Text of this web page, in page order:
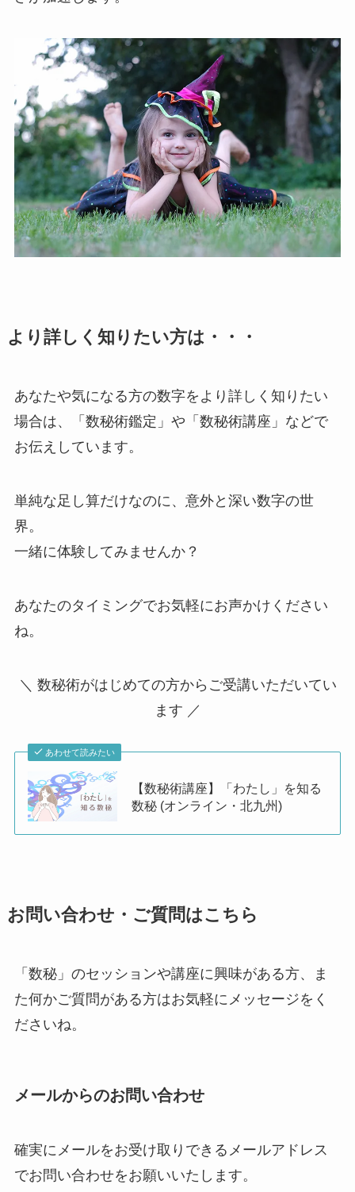
より詳しく知りたい方は・・・
あなたや気になる方の数字をより詳しく知りたい
場合は、「数秘術鑑定」や「数秘術講座」などで
お伝えしています。
単純な足し算だけなのに、意外と深い数字の世
界。
一緒に体験してみませんか？
あなたのタイミングでお気軽にお声かけください
ね。
＼ 数秘術がはじめての方からご受講いただいてい
ます ／
あわせて読みたい
【数秘術講座】「わたし」を知る
数秘 (オンライン・北九州)
お問い合わせ・ご質問はこちら
「数秘」のセッションや講座に興味がある方、ま
た何かご質問がある方はお気軽にメッセージをく
ださいね。
メールからのお問い合わせ
確実にメールをお受け取りできるメールアドレス
でお問い合わせをお願いいたします。